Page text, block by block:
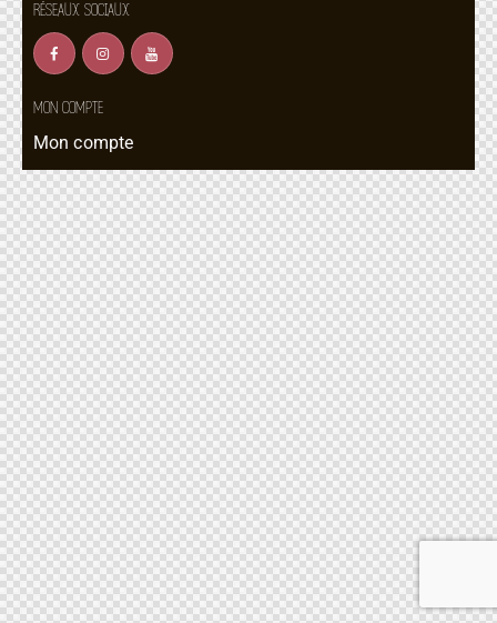
RÉSEAUX SOCIAUX
MON COMPTE
Mon compte